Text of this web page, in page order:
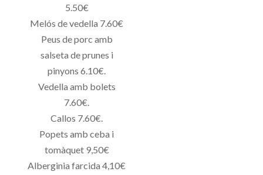
5.50€
Melós de vedella 7.60€
Peus de porc amb
salseta de prunes i
pinyons 6.10€.
Vedella amb bolets
7.60€.
Callos 7.60€.
Popets amb ceba i
tomàquet 9,50€
Alberginia farcida 4,10€